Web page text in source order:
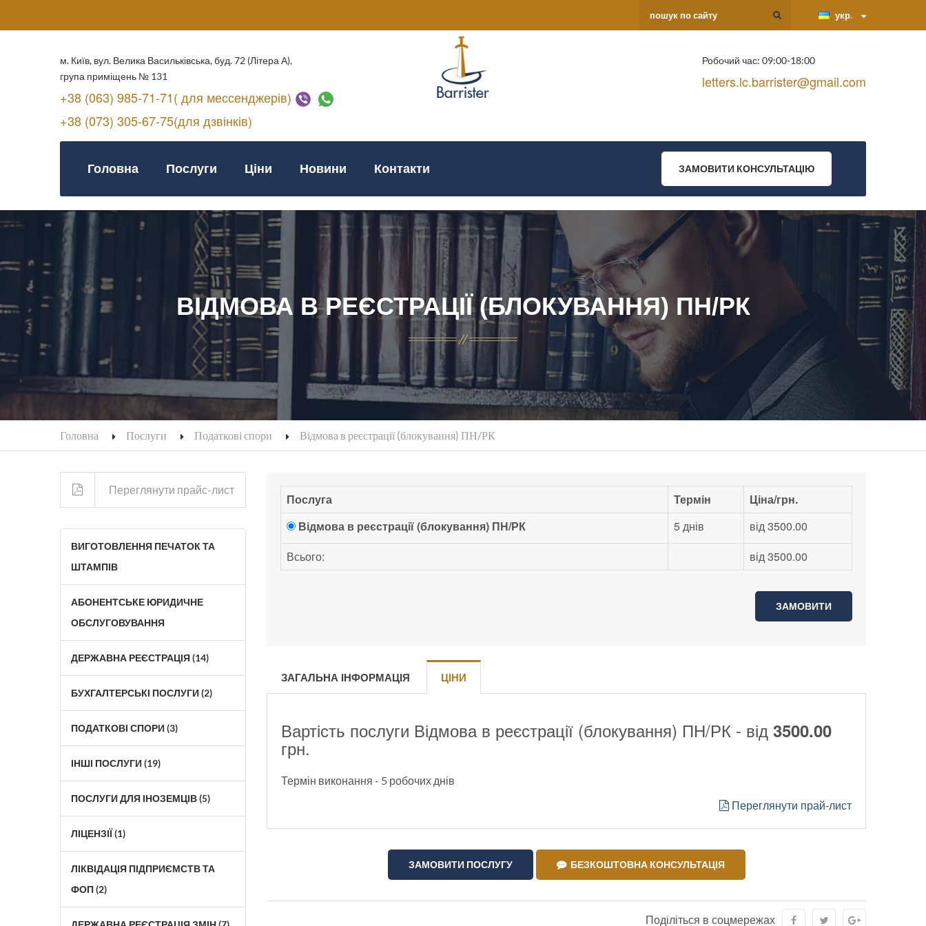
укр.
м. Київ, вул. Велика Васильківська, буд. 72 (Літера А),
група приміщень № 131
+38 (063) 985-71-71( для мессенджерів)
+38 (073) 305-67-75(для дзвінків)
Робочий час: 09:00-18:00
letters.lc.barrister@gmail.com
Головна Послуги Ціни Новини Контакти ЗАМОВИТИ КОНСУЛЬТАЦІЮ
ВІДМОВА В РЕЄСТРАЦІЇ (БЛОКУВАННЯ) ПН/РК
Головна Послуги Податкові спори Відмова в реєстрації (блокування) ПН/РК
Переглянути прайс-лист
ВИГОТОВЛЕННЯ ПЕЧАТОК ТА
ШТАМПІВ
АБОНЕНТСЬКЕ ЮРИДИЧНЕ
ОБСЛУГОВУВАННЯ
ДЕРЖАВНА РЕЄСТРАЦІЯ (14)
БУХГАЛТЕРСЬКІ ПОСЛУГИ (2)
ПОДАТКОВІ СПОРИ (3)
ІНШІ ПОСЛУГИ (19)
ПОСЛУГИ ДЛЯ ІНОЗЕМЦІВ (5)
ЛІЦЕНЗІЇ (1)
ЛІКВІДАЦІЯ ПІДПРИЄМСТВ ТА
ФОП (2)
Послуга Термін
Ціна/грн.
Відмова в реєстрації (блокування) ПН/РК
5 днів
від 3500.00
Всього:
від 3500.00
ЗАГАЛЬНА ІНФОРМАЦІЯ ЦІНИ
Вартість послуги Відмова в реєстрації (блокування) ПН/РК - від 3500.00
грн.
Термін виконання - 5 робочих днів
Переглянути прай-лист
ЗАМОВИТИ ПОСЛУГУ БЕЗКОШТОВНА КОНСУЛЬТАЦІЯ
Поділіться в соцмережах